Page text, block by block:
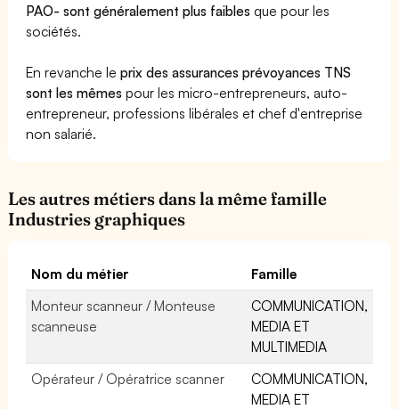
PAO- sont généralement plus faibles que pour les
sociétés.
En revanche leprix des assurances prévoyances TNS
sont les mêmes pour les micro-entrepreneurs, auto-
entrepreneur, professions libérales et chef d'entreprise
non salarié.
Les autres métiers dans la même famille
Industries graphiques
Nom du métier
Famille
Monteur scanneur / Monteuse
scanneuse
COMMUNICATION,
MEDIA ET
MULTIMEDIA
Opérateur / Opératrice scanner
COMMUNICATION,
MEDIA ET